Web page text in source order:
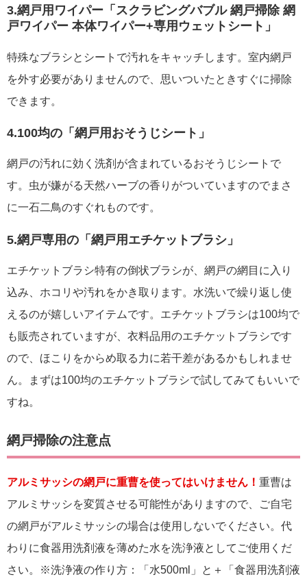
3.網戸用ワイパー「スクラビングバブル 網戸掃除 網
戸ワイパー 本体ワイパー+専用ウェットシート」
特殊なブラシとシートで汚れをキャッチします。室内網戸
を外す必要がありませんので、思いついたときすぐに掃除
できます。
4.100均の「網戸用おそうじシート」
網戸の汚れに効く洗剤が含まれているおそうじシートで
す。虫が嫌がる天然ハーブの香りがついていますのでまさ
に一石二鳥のすぐれものです。
5.網戸専用の「網戸用エチケットブラシ」
エチケットブラシ特有の倒状ブラシが、網戸の網目に入り
込み、ホコリや汚れをかき取ります。水洗いで繰り返し使
えるのが嬉しいアイテムです。エチケットブラシは100均で
も販売されていますが、衣料品用のエチケットブラシです
ので、ほこりをからめ取る力に若干差があるかもしれませ
ん。まずは100均のエチケットブラシで試してみてもいいで
すね。
網戸掃除の注意点
アルミサッシの網戸に重曹を使ってはいけません！ 重曹は
アルミサッシを変質させる可能性がありますので、ご自宅
の網戸がアルミサッシの場合は使用しないでください。代
わりに食器用洗剤液を薄めた水を洗浄液としてご使用くだ
さい。※洗浄液の作り方：「水500ml」と＋「食器用洗剤液